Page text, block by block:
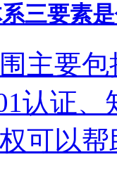
三要素
主要包
认证
可以